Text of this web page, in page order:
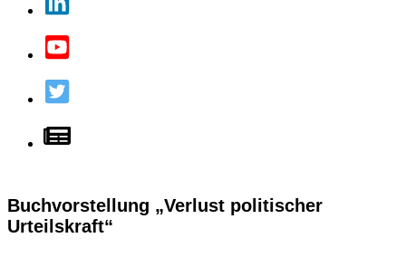
Buchvorstellung „Verlust politischer
Urteilskraft“